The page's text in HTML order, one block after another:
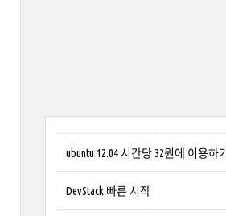
ubuntu 12.04 시간당 32원에 이용하기
DevStack 빠른 시작